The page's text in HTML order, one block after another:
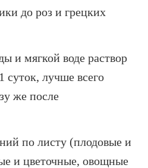
до роз и грецких
и мягкой воде раствор
суток, лучше всего
же после
по листу (плодовые и
и цветочные, овощные